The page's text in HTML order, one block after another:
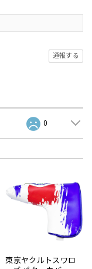
通報する
0
東京ヤクルトスワロ